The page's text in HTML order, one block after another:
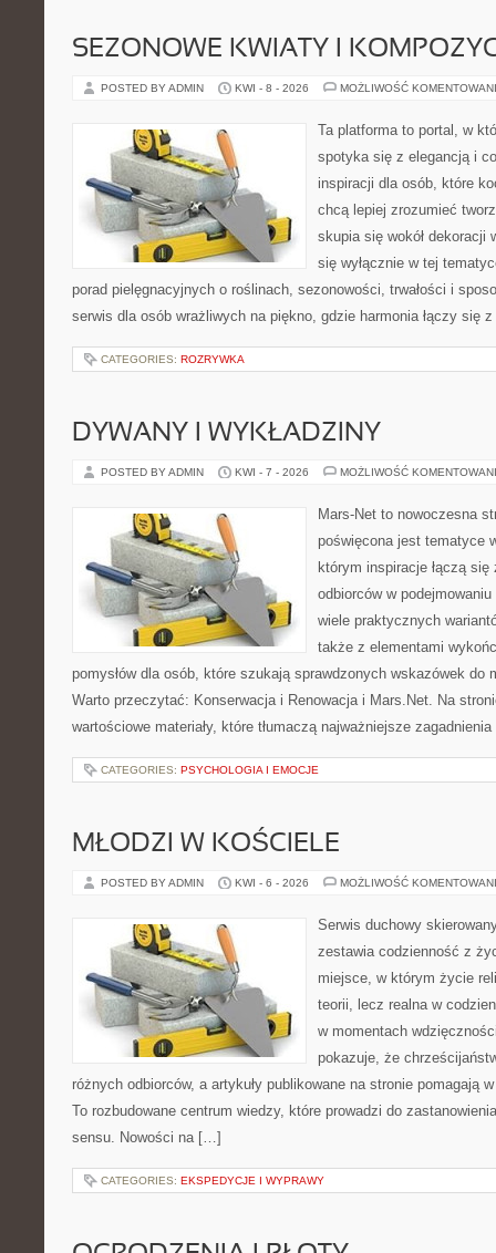
SEZONOWE KWIATY I
POSTED BY ADMIN KWI - 8 - 2026 MOŻLIWOŚĆ
Ta platforma to portal, w
spotyka się z elegancją i
inspiracji dla osób, które
chcą lepiej zrozumieć
skupia się wokół dekoracji
się wyłącznie w tej
porad pielęgnacyjnych o roślinach, sezonowości, trwałości i
serwis dla osób wrażliwych na piękno, gdzie harmonia łączy się
CATEGORIES: ROZRYWKA
DYWANY I WYKŁADZINY
POSTED BY ADMIN KWI - 7 - 2026 MOŻLIWOŚĆ
Mars-Net to nowoczesna
poświęcona jest tematyce
którym inspiracje łączą
odbiorców w
wiele praktycznych
także z elementami
pomysłów dla osób, które szukają sprawdzonych wskazówek do
Warto przeczytać: Konserwacja i Renowacja i Mars.Net. Na
wartościowe materiały, które tłumaczą najważniejsze
CATEGORIES: PSYCHOLOGIA I EMOCJE
MŁODZI W KOŚCIELE
POSTED BY ADMIN KWI - 6 - 2026 MOŻLIWOŚĆ
Serwis duchowy
zestawia codzienność z
miejsce, w którym życie
teorii, lecz realna w
w momentach
pokazuje, że
różnych odbiorców, a artykuły publikowane na stronie pomagają
To rozbudowane centrum wiedzy, które prowadzi do
sensu. Nowości na […]
CATEGORIES: EKSPEDYCJE I WYPRAWY